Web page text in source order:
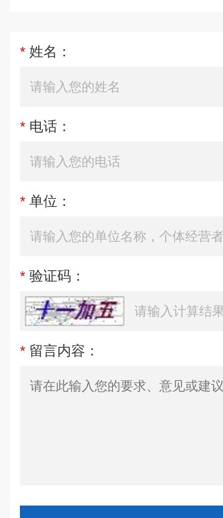
* 姓名：
* 电话：
* 单位：
* 验证码：
* 留言内容：